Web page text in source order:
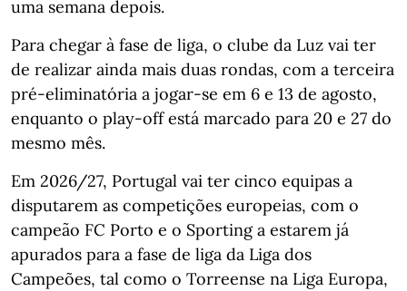
uma semana depois.
Para chegar à fase de liga, o clube da Luz vai ter
de realizar ainda mais duas rondas, com a terceira
pré-eliminatória a jogar-se em 6 e 13 de agosto,
enquanto o play-off está marcado para 20 e 27 do
mesmo mês.
Em 2026/27, Portugal vai ter cinco equipas a
disputarem as competições europeias, com o
campeão FC Porto e o Sporting a estarem já
apurados para a fase de liga da Liga dos
Campeões, tal como o Torreense na Liga Europa,